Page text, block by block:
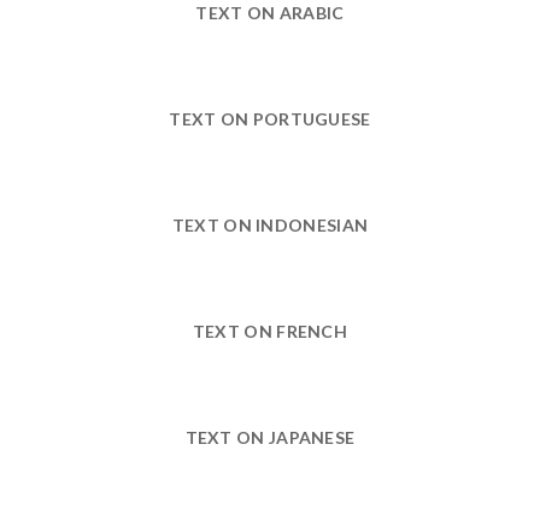
TEXT ON ARABIC
TEXT ON PORTUGUESE
TEXT ON INDONESIAN
TEXT ON FRENCH
TEXT ON JAPANESE